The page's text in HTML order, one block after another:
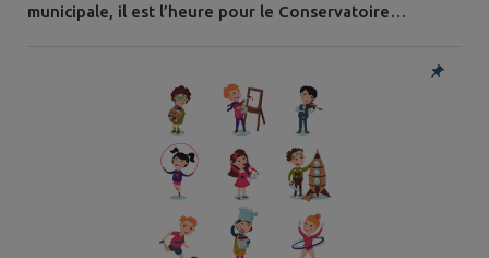
municipale, il est l’heure pour le Conservatoire
Conservatoire : le chantier installé Suite à l’installation
de deux zones de stockage des matériaux sur les rues
du Vieux Puits et Charles Sandro, un cheminement
piétonnier sécurisé est...